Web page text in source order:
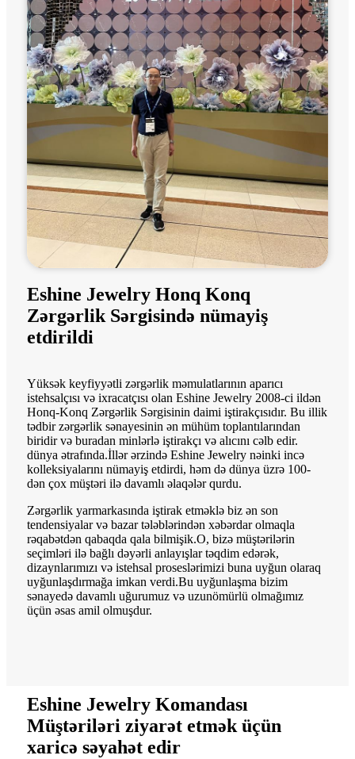
Eshine Jewelry Honq Konq
Zərgərlik Sərgisində nümayiş
etdirildi
Yüksək keyfiyyətli zərgərlik məmulatlarının aparıcı
istehsalçısı və ixracatçısı olan Eshine Jewelry 2008-ci ildən
Honq-Konq Zərgərlik Sərgisinin daimi iştirakçısıdır. Bu illik
tədbir zərgərlik sənayesinin ən mühüm toplantılarından
biridir və buradan minlərlə iştirakçı və alıcını cəlb edir.
dünya ətrafında.İllər ərzində Eshine Jewelry nəinki incə
kolleksiyalarını nümayiş etdirdi, həm də dünya üzrə 100-
dən çox müştəri ilə davamlı əlaqələr qurdu.
Zərgərlik yarmarkasında iştirak etməklə biz ən son
tendensiyalar və bazar tələblərindən xəbərdar olmaqla
rəqabətdən qabaqda qala bilmişik.O, bizə müştərilərin
seçimləri ilə bağlı dəyərli anlayışlar təqdim edərək,
dizaynlarımızı və istehsal proseslərimizi buna uyğun olaraq
uyğunlaşdırmağa imkan verdi.Bu uyğunlaşma bizim
sənayedə davamlı uğurumuz və uzunömürlü olmağımız
üçün əsas amil olmuşdur.
Eshine Jewelry Komandası
Müştəriləri ziyarət etmək üçün
xaricə səyahət edir